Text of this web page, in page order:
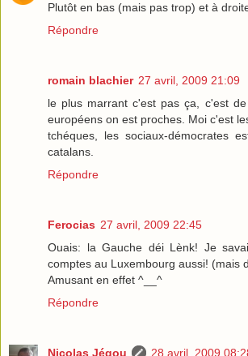
Plutôt en bas (mais pas trop) et à
Répondre
romain blachier 27 avril, 2009 21:09
le plus marrant c'est pas ça, c'est
européens on est proches. Moi c'est
tchéques, les sociaux-démocrates
catalans.
Répondre
Ferocias 27 avril, 2009 22:45
Ouais: la Gauche déi Lènk! Je
comptes au Luxembourg aussi! (mais
Amusant en effet ^__^
Répondre
Nicolas Jégou
28 avril, 2009